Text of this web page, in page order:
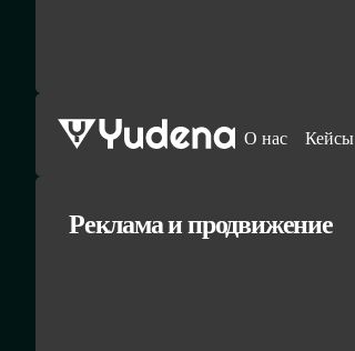
О нас Кейсы
Реклама и продвижение